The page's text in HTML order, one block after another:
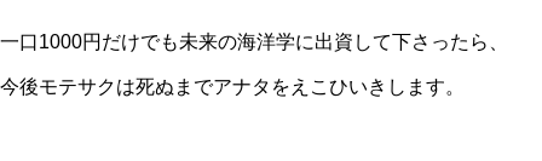
一口1000円だけでも未来の海洋学に出資して下さったら、
今後モテサクは死ぬまでアナタをえこひいきします。